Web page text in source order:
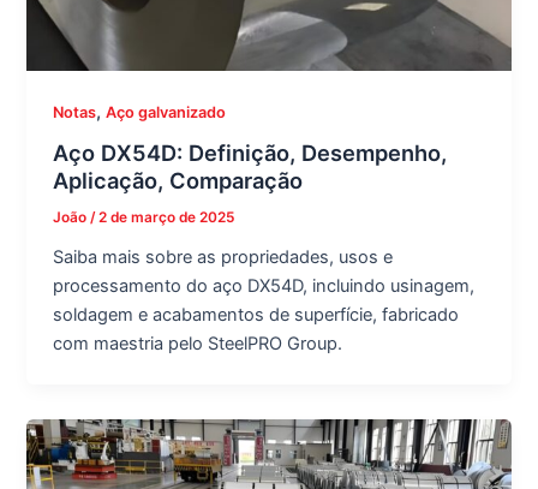
Notas,Aço galvanizado
Aço DX54D: Definição, Desempenho,
Aplicação, Comparação
João/2 de março de 2025
Saiba mais sobre as propriedades, usos e
processamento do aço DX54D, incluindo usinagem,
soldagem e acabamentos de superfície, fabricado
com maestria pelo SteelPRO Group.